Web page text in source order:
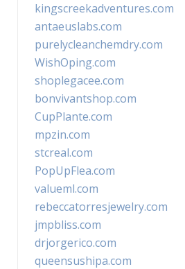
kingscreekadventures.com
antaeuslabs.com
purelycleanchemdry.com
WishOping.com
shoplegacee.com
bonvivantshop.com
CupPlante.com
mpzin.com
stcreal.com
PopUpFlea.com
valueml.com
rebeccatorresjewelry.com
jmpbliss.com
drjorgerico.com
queensushipa.com